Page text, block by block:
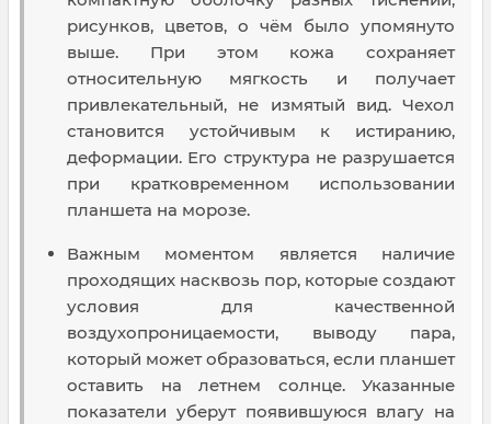
рисунков, цветов, о чём было упомянуто
выше. При этом кожа сохраняет
относительную мягкость и получает
привлекательный, не измятый вид. Чехол
становится устойчивым к истиранию,
деформации. Его структура не разрушается
при кратковременном использовании
планшета на морозе.
Важным моментом является наличие
проходящих насквозь пор, которые создают
условия для качественной
воздухопроницаемости, выводу пара,
который может образоваться, если планшет
оставить на летнем солнце. Указанные
показатели уберут появившуюся влагу на